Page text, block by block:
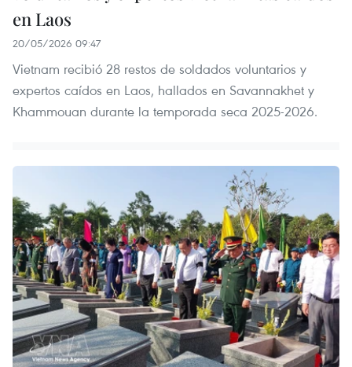
en Laos
20/05/2026 09:47
Vietnam recibió 28 restos de soldados voluntarios y
expertos caídos en Laos, hallados en Savannakhet y
Khammouan durante la temporada seca 2025-2026.